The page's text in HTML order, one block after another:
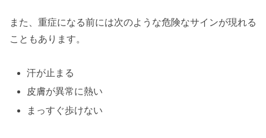
また、重症になる前には次のような危険なサインが現れる
こともあります。
汗が止まる
皮膚が異常に熱い
まっすぐ歩けない